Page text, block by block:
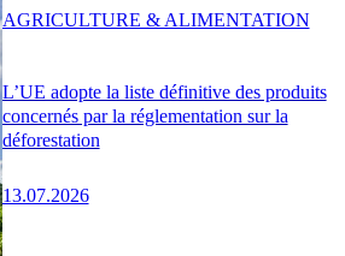
L’UE adopte la liste définitive des produits
concernés par la réglementation sur la
déforestation
13.07.2026
AGRICULTURE & ALIMENTATION